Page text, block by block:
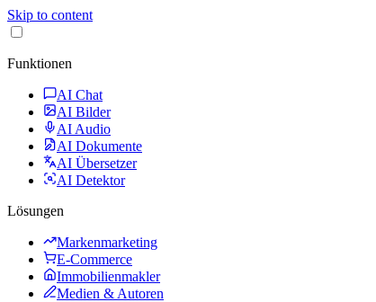
Skip to content
Funktionen
AI Chat
AI Bilder
AI Audio
AI Dokumente
AI Übersetzer
AI Detektor
Lösungen
Markenmarketing
E-Commerce
Immobilienmakler
Medien & Autoren